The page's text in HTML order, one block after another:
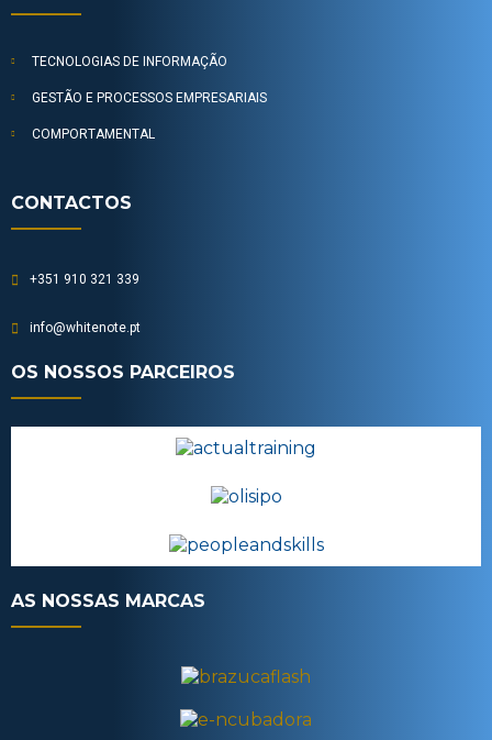
TECNOLOGIAS DE INFORMAÇÃO
GESTÃO E PROCESSOS EMPRESARIAIS
COMPORTAMENTAL
CONTACTOS
+351 910 321 339
info@whitenote.pt
OS NOSSOS PARCEIROS
AS NOSSAS MARCAS